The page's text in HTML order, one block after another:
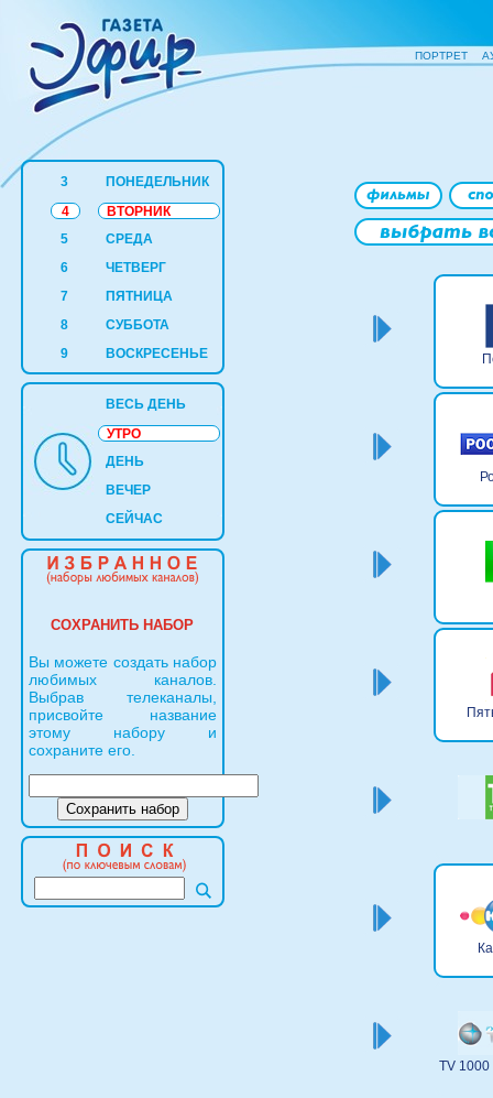
ПОРТРЕТ
3
ПОНЕДЕЛЬНИК
4
ВТОРНИК
5
СРЕДА
6
ЧЕТВЕРГ
7
ПЯТНИЦА
8
СУББОТА
9
ВОСКРЕСЕНЬЕ
ВЕСЬ ДЕНЬ
УТРО
ДЕНЬ
ВЕЧЕР
СЕЙЧАС
СОХРАНИТЬ НАБОР
Вы можете создать набор
любимых каналов.
Выбрав телеканалы,
присвойте название
этому набору и
сохраните его.
TV 1000